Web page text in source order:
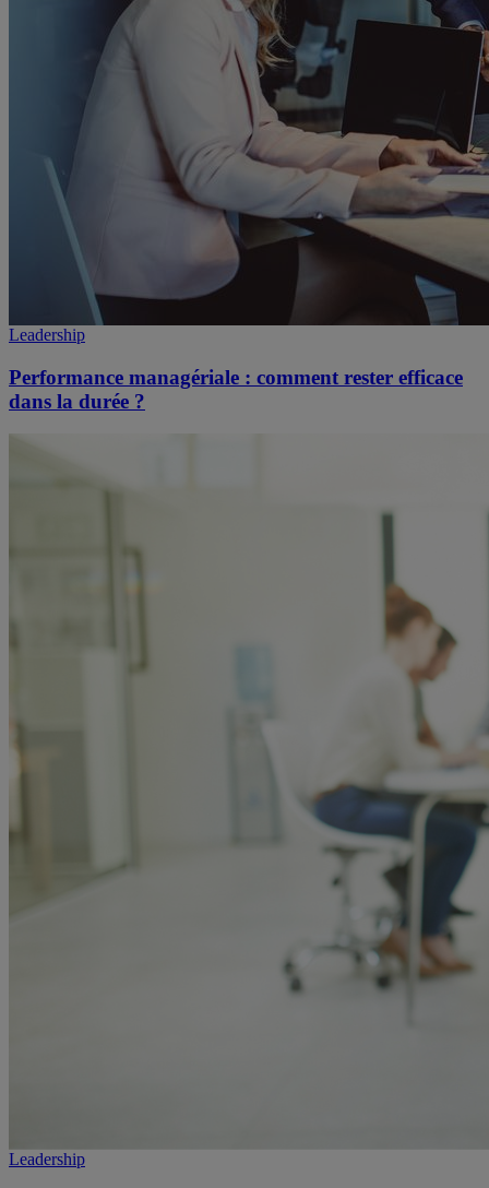
Leadership
Performance managériale : comment rester efficace
dans la durée ?
Leadership